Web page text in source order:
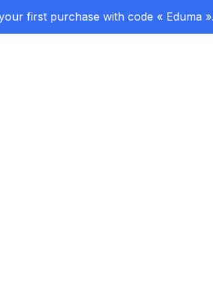
first purchase with code « Eduma ».